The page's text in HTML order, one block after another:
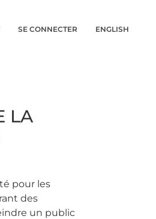
SE CONNECTER ENGLISH
LA
pour les
des
un public